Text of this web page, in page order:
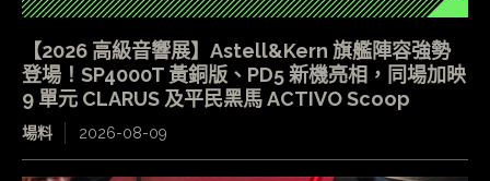
【2026 高級音響展】Astell&Kern 旗艦陣容強勢
登場！SP4000T 黃銅版、PD5 新機亮相，同場加映
9 單元 CLARUS 及平民黑馬 ACTIVO Scoop
場料 2026-08-09